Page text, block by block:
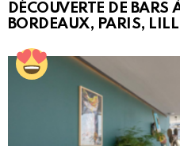
DÉCOUVERTE DE BARS
BORDEAUX, PARIS,